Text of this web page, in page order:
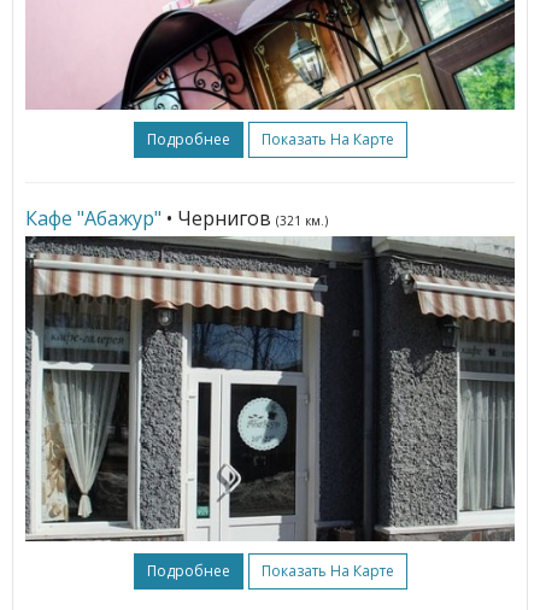
Подробнее Показать На Карте
Кафе "Абажур" • Чернигов (321 км.)
Подробнее Показать На Карте